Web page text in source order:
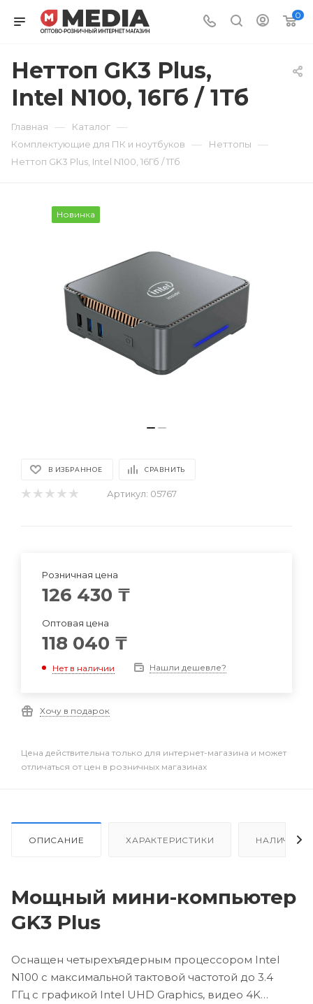
0
Неттоп GK3 Plus,
Intel N100, 16Гб / 1Тб
Главная — Каталог —
Комплектующие для ПК и ноутбуков — Неттопы —
Неттоп GK3 Plus, Intel N100, 16Гб / 1Тб
Новинка
В ИЗБРАННОЕ СРАВНИТЬ
Артикул: 05767
Розничная цена
126 430 ₸
Оптовая цена
118 040 ₸
Нет в наличии Нашли дешевле?
Хочу в подарок
Цена действительна только для интернет-магазина и может
отличаться от цен в розничных магазинах
ОПИСАНИЕ ХАРАКТЕРИСТИКИ НАЛИЧИЕ
Мощный мини-компьютер
GK3 Plus
Оснащен четырехъядерным процессором Intel
N100 с максимальной тактовой частотой до 3.4
ГГц с графикой Intel UHD Graphics, видео 4K